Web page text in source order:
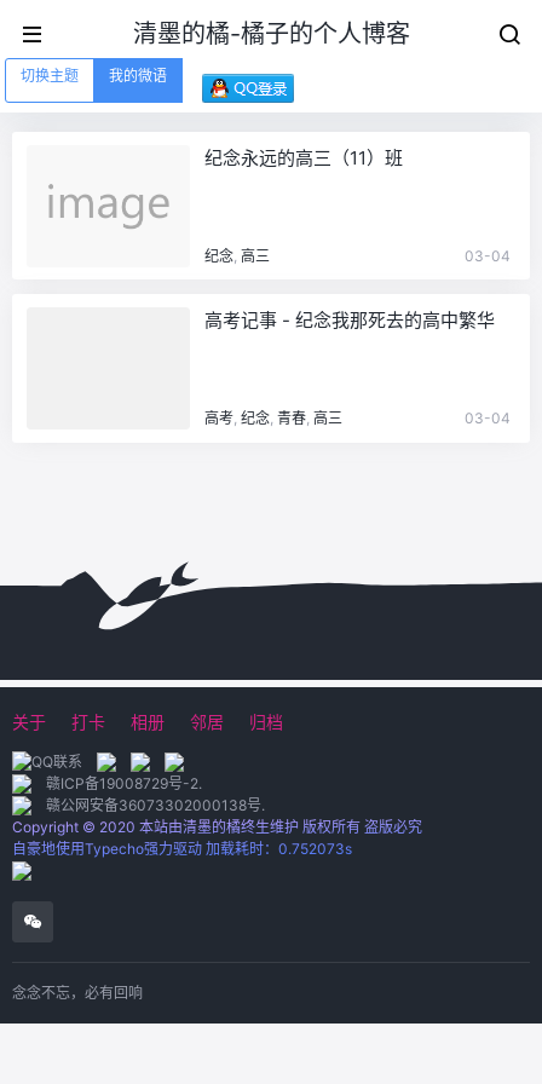
清墨的橘-橘子的个人博客
切换主题 我的微语
纪念永远的高三（11）班
纪念, 高三 03-04
高考记事 - 纪念我那死去的高中繁华
高考, 纪念, 青春, 高三 03-04
关于 打卡 相册 邻居 归档
赣ICP备19008729号-2.
赣公网安备36073302000138号.
Copyright © 2020 本站由清墨的橘终生维护 版权所有 盗版必究
自豪地使用Typecho强力驱动 加载耗时：0.752073s
念念不忘，必有回响